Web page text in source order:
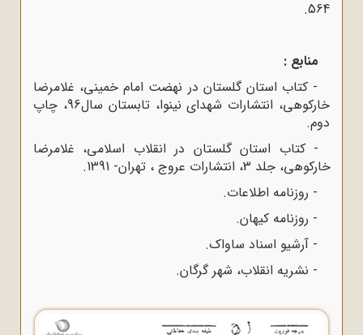
564.
منابع :
- کتاب استان گلستان در نهضت امام خمینی، غلامرضا
خارکوهی، انتشارات شهدای نینوا، تابستان سال96، چاپ
دوم.
- کتاب استان گلستان در انقلاب اسلامی، غلامرضا
خارکوهی، جلد 3، انتشارات عروج ، تهران- 1391.
- روزنامه اطلاعات.
- روزنامه کیهان.
- آرشیو اسناد ساواک.
- نشریه انقلاب، شهر گرگان.